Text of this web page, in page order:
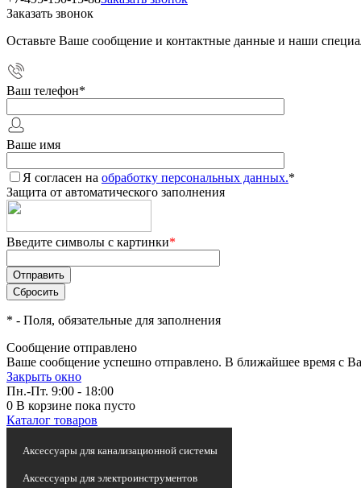
Заказать звонок
Оставьте Ваше сообщение и контактные данные и наши
Ваш телефон*
Ваше имя
Я согласен на обработку персональных данных.*
Защита от автоматического заполнения
Введите символы с картинки*
* - Поля, обязательные для заполнения
Сообщение отправлено
Ваше сообщение успешно отправлено. В ближайшее время с
Закрыть окно
Пн.-Пт. 9:00 - 18:00
0 В корзине пока пусто
Каталог товаров
Аксессуары для канализационной системы
Аксессуары для электроинструментов